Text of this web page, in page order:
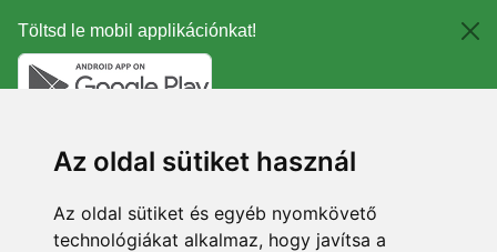
Töltsd le mobil applikációnkat!
Az oldal sütiket használ
Az oldal sütiket és egyéb nyomkövető
technológiákat alkalmaz, hogy javítsa a